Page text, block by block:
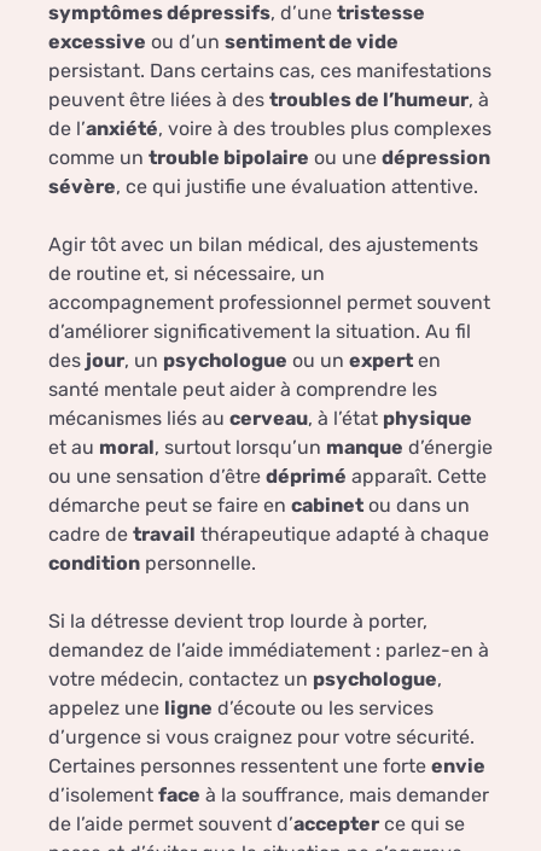
symptômes dépressifs, d’une tristesse
excessive ou d’un sentiment de vide
persistant. Dans certains cas, ces manifestations
peuvent être liées à des troubles de l’humeur, à
de l’anxiété, voire à des troubles plus complexes
comme un trouble bipolaire ou une dépression
sévère, ce qui justifie une évaluation attentive.
Agir tôt avec un bilan médical, des ajustements
de routine et, si nécessaire, un
accompagnement professionnel permet souvent
d’améliorer significativement la situation. Au fil
des jour, un psychologue ou un expert en
santé mentale peut aider à comprendre les
mécanismes liés au cerveau, à l’état physique
et au moral, surtout lorsqu’un manque d’énergie
ou une sensation d’être déprimé apparaît. Cette
démarche peut se faire en cabinet ou dans un
cadre de travail thérapeutique adapté à chaque
condition personnelle.
Si la détresse devient trop lourde à porter,
demandez de l’aide immédiatement : parlez-en à
votre médecin, contactez un psychologue,
appelez une ligne d’écoute ou les services
d’urgence si vous craignez pour votre sécurité.
Certaines personnes ressentent une forte envie
d’isolement face à la souffrance, mais demander
de l’aide permet souvent d’accepter ce qui se